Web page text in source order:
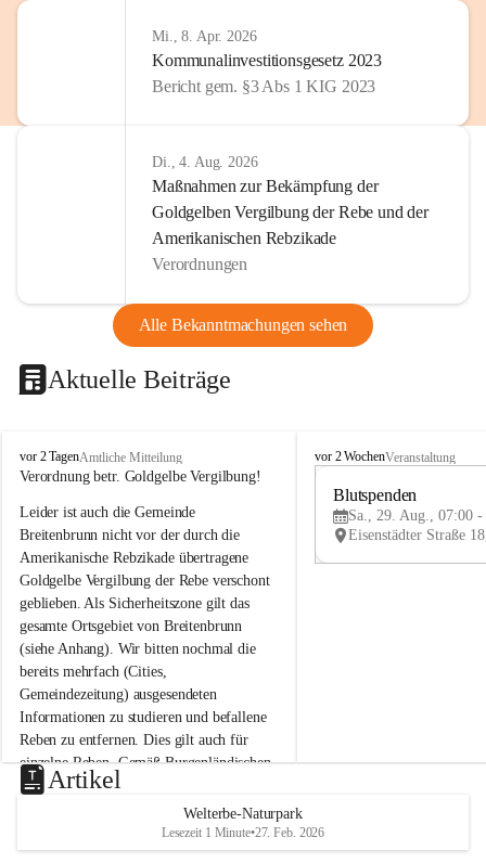
Mi., 8. Apr. 2026
Kommunalinvestitionsgesetz 2023
Bericht gem. §3 Abs 1 KIG 2023
Di., 4. Aug. 2026
Maßnahmen zur Bekämpfung der
Goldgelben Vergilbung der Rebe und der
Amerikanischen Rebzikade
Verordnungen
Alle Bekanntmachungen sehen
Aktuelle Beiträge
B
r
i
t
e
n
b
r
u
n
n
a
m
N
e
u
s
d
vor 2 TagenAmtliche Mitteilung
Verordnung betr. Goldgelbe Vergilbung!
Leider ist auch die Gemeinde
Breitenbrunn nicht vor der durch die
Amerikanische Rebzikade übertragene
Goldgelbe Vergilbung der Rebe verschont
geblieben. Als Sicherheitszone gilt das
gesamte Ortsgebiet von Breitenbrunn
(siehe Anhang). Wir bitten nochmal die
bereits mehrfach (Cities,
Gemeindezeitung) ausgesendeten
Informationen zu studieren und befallene
Reben zu entfernen. Dies gilt auch für
einzelne Reben. Gemäß Burgenländischen
Weinbaugesetz sind nicht gepflegte oder
unzulässige Weingärten zu roden! Bitte
helfen wir zusammen um unsere Winzer
vor den prognostizierten Ernteausfällen
B
e
u
e
d
vor 2 WochenVeranstaltung
Blutspenden
Sa., 29. Aug., 07:00 -
Artikel
Welterbe-Naturpark
Lesezeit 1 Minute•27. Feb. 2026